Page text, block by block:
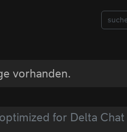
vorhanden.
for Delta Chat